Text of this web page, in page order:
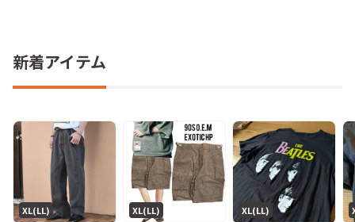
新着アイテム
XL(LL) XL(LL) XL(LL)